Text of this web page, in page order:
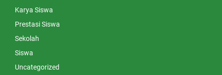
Karya Siswa
Prestasi Siswa
Sekolah
Siswa
Uncategorized